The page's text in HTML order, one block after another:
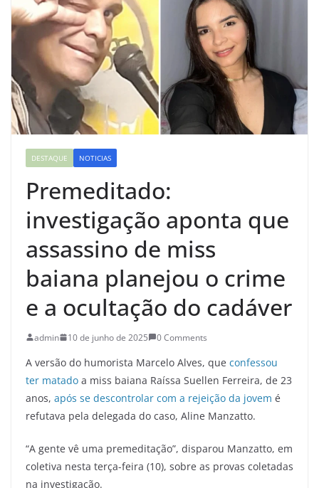
DESTAQUE NOTICIAS
Premeditado:
investigação aponta que
assassino de miss
baiana planejou o crime
e a ocultação do cadáver
admin 10 de junho de 2025 0 Comments
A versão do humorista Marcelo Alves, que confessou
ter matado a miss baiana Raíssa Suellen Ferreira, de 23
anos, após se descontrolar com a rejeição da jovem é
refutava pela delegada do caso, Aline Manzatto.
“A gente vê uma premeditação”, disparou Manzatto, em
coletiva nesta terça-feira (10), sobre as provas coletadas
na investigação.